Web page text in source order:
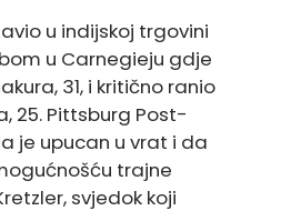
u indijskoj trgovini
u Carnegieju gdje
31, i kritično ranio
25. Pittsburg Post-
je upucan u vrat i da
trajne
svjedok koji